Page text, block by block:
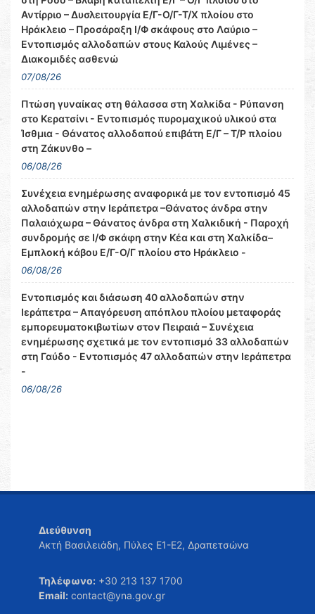
Αντίρριο – Δυσλειτουργία Ε/Γ-Ο/Γ-Τ/Χ πλοίου στο
Ηράκλειο – Προσάραξη Ι/Φ σκάφους στο Λαύριο –
Εντοπισμός αλλοδαπών στους Καλούς Λιμένες –
Διακομιδές ασθενώ
07/08/26
Πτώση γυναίκας στη θάλασσα στη Χαλκίδα - Ρύπανση
στο Κερατσίνι - Εντοπισμός πυρομαχικού υλικού στα
Ίσθμια - Θάνατος αλλοδαπού επιβάτη Ε/Γ – Τ/Ρ πλοίου
στη Ζάκυνθο –
06/08/26
Συνέχεια ενημέρωσης αναφορικά με τον εντοπισμό 45
αλλοδαπών στην Ιεράπετρα –Θάνατος άνδρα στην
Παλαιόχωρα – Θάνατος άνδρα στη Χαλκιδική - Παροχή
συνδρομής σε Ι/Φ σκάφη στην Κέα και στη Χαλκίδα–
Εμπλοκή κάβου Ε/Γ-Ο/Γ πλοίου στο Ηράκλειο -
06/08/26
Εντοπισμός και διάσωση 40 αλλοδαπών στην
Ιεράπετρα – Απαγόρευση απόπλου πλοίου μεταφοράς
εμπορευματοκιβωτίων στον Πειραιά – Συνέχεια
ενημέρωσης σχετικά με τον εντοπισμό 33 αλλοδαπών
στη Γαύδο - Εντοπισμός 47 αλλοδαπών στην Ιεράπετρα
-
06/08/26
Διεύθυνση
Ακτή Βασιλειάδη, Πύλες Ε1-Ε2, Δραπετσώνα
Τηλέφωνο: +30 213 137 1700
Email: contact@yna.gov.gr